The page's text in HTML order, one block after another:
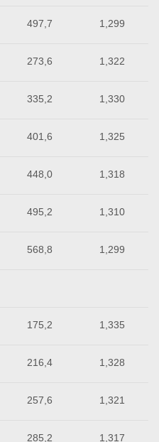
497,7 1,299
273,6 1,322
335,2 1,330
401,6 1,325
448,0 1,318
495,2 1,310
568,8 1,299
175,2 1,335
216,4 1,328
257,6 1,321
285,2 1,317